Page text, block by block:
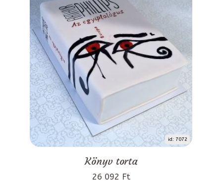
id: 7072
Könyv torta
26 092 Ft